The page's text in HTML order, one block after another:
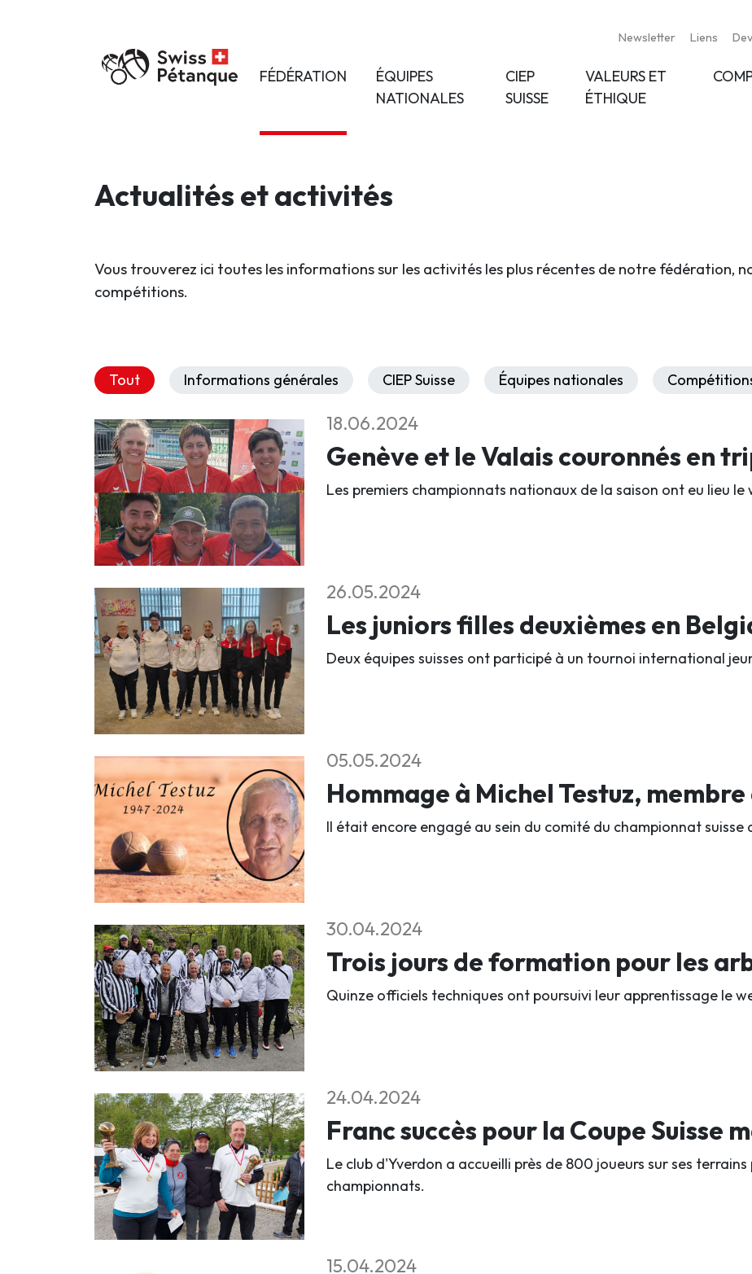
Newsletter Liens
FÉDÉRATION
ÉQUIPES
NATIONALES
CIEP
SUISSE
VALEURS ET
ÉTHIQUE
Actualités et activités
Vous trouverez ici toutes les informations sur les activités les plus récentes de notre fédération,
compétitions.
Tout Informations générales CIEP Suisse Équipes nationales
18.06.2024
Genève et le Valais couronnés en
Les premiers championnats nationaux de la saison ont eu lieu le
26.05.2024
Les juniors filles deuxièmes en
Deux équipes suisses ont participé à un tournoi international
05.05.2024
Hommage à Michel Testuz,
Il était encore engagé au sein du comité du championnat suisse
30.04.2024
Trois jours de formation pour les
Quinze officiels techniques ont poursuivi leur apprentissage le
24.04.2024
Franc succès pour la Coupe Suisse
Le club d'Yverdon a accueilli près de 800 joueurs sur ses
championnats.
15.04.2024